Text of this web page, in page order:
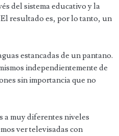
del sistema educativo y la
resultado es, por lo tanto, un
estancadas de un pantano.
independientemente de
sin importancia que no
a muy diferentes niveles
ver televisadas con